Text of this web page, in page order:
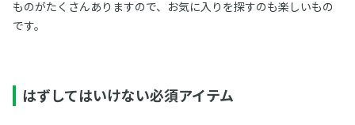
ものがたくさんありますので、お気に入りを探すのも楽しいもの
です。
はずしてはいけない必須アイテム